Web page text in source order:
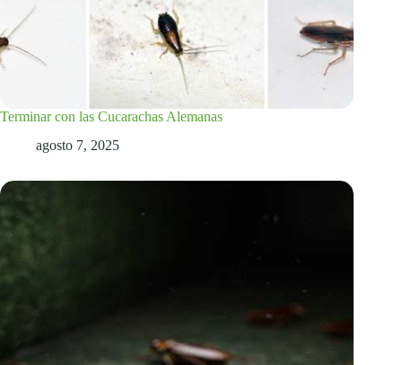
Terminar con las Cucarachas Alemanas
agosto 7, 2025